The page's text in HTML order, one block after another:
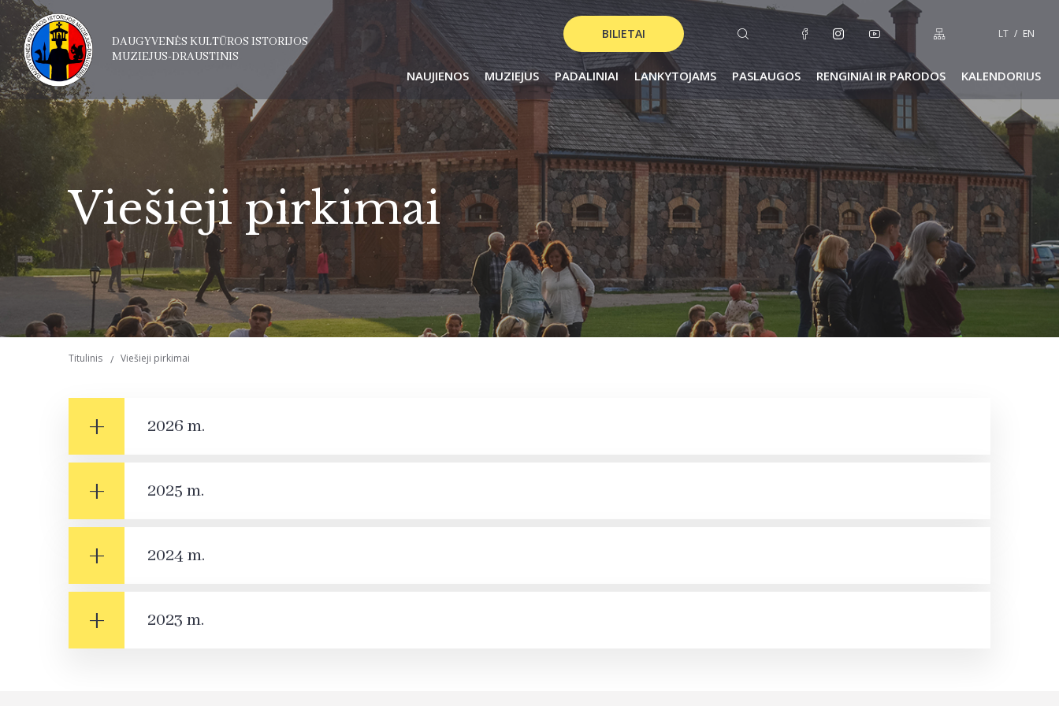
DAUGYVENĖS KULTŪROS ISTORIJOS
MUZIEJUS-DRAUSTINIS
BILIETAI LT EN
NAUJIENOS MUZIEJUS PADALINIAI LANKYTOJAMS PASLAUGOS RENGINIAI IR PARODOS KALENDORIUS
Viešieji pirkimai
Titulinis Viešieji pirkimai
2026 m.
2025 m.
2024 m.
2023 m.